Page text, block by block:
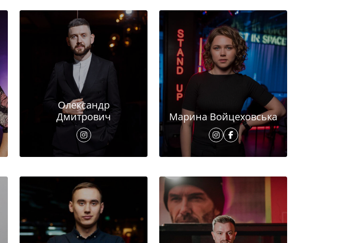
Олександр
Дмитрович
Марина Войцеховська